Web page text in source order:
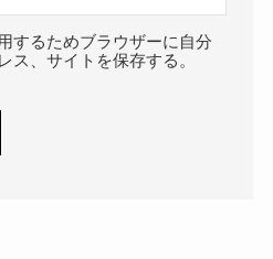
するためブラウザーに自分
ス、サイトを保存する。